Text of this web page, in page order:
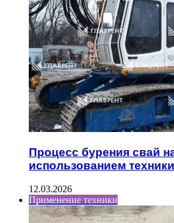
Процесс бурения свай
использованием
12.03.2026
Применение техники